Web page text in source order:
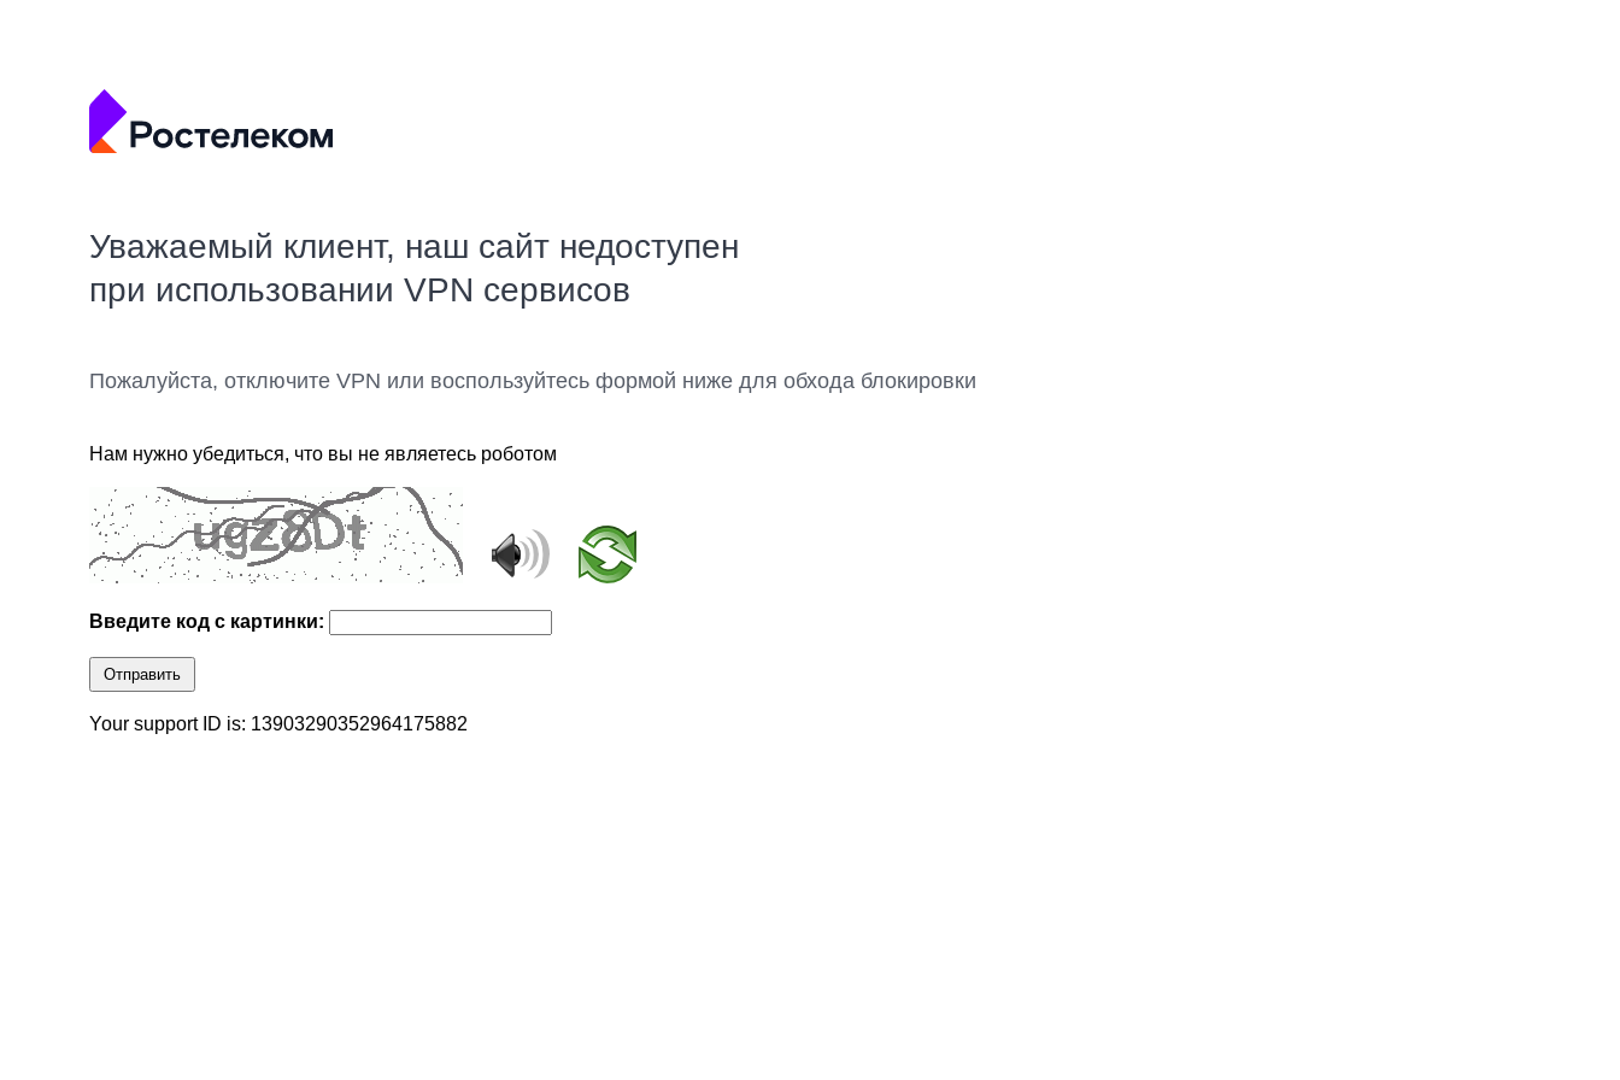
Уважаемый клиент, наш сайт недоступен
при использовании VPN сервисов
Пожалуйста, отключите VPN или воспользуйтесь формой ниже для обхода блокировки
Нам нужно убедиться, что вы не являетесь роботом
Введите код с картинки:
Отправить
Your support ID is: 13903290352964175882